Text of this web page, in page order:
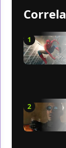
1
2